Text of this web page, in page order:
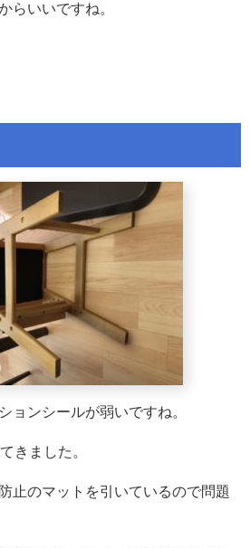
らいいですね。
ョンシールが弱いですね。
きました。
止のマットを引いているので問題